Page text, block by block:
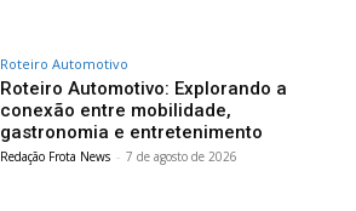
Roteiro Automotivo
Roteiro Automotivo: Explorando a
conexão entre mobilidade,
gastronomia e entretenimento
Redação Frota News - 7 de agosto de 2026